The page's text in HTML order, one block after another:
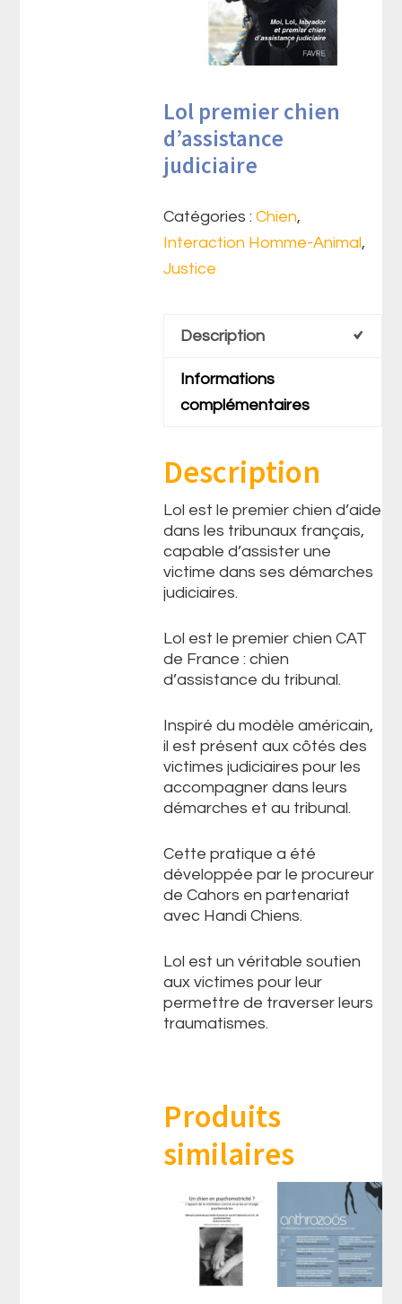
Lol premier chien
d’assistance
judiciaire
Catégories :Chien,
Interaction Homme-Animal,
Justice
Description
Informations
complémentaires
Description
Lol est le premier chien d’aide
dans les tribunaux français,
capable d’assister une
victime dans ses démarches
judiciaires.
Lol est le premier chien CAT
de France : chien
d’assistance du tribunal.
Inspiré du modèle américain,
il est présent aux côtés des
victimes judiciaires pour les
accompagner dans leurs
démarches et au tribunal.
Cette pratique a été
développée par le procureur
de Cahors en partenariat
avec Handi Chiens.
Lol est un véritable soutien
aux victimes pour leur
permettre de traverser leurs
traumatismes.
Produits
similaires